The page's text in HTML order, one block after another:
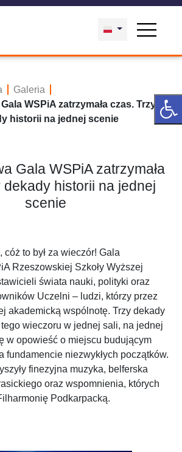
Galeria
WSPiA zatrzymała czas. Trzy
historii na jednej scenie
Gala WSPiA zatrzymała
dekady historii na jednej
scenie
to był za wieczór! Gala
Rzeszowskiej Szkoły Wyższej
świata nauki, polityki oraz
Uczelni – ludzi, którzy przez
akademicką wspólnotę. Trzy dekady
tego wieczoru w jednej sali, na jednej
w opowieść o miejscu budującym
fundamencie niezwykłych początków.
finezyjna muzyka, belferska
oraz wspomnienia, których
Podkarpacką.